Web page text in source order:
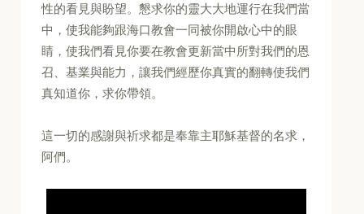
性的看見與盼望。懇求你的靈大大地運行在我們當
中，使我能夠跟海口教會一同被你開啟心中的眼
睛，使我們看見你要在教會更新當中所對我們的恩
召、基業與能力，讓我們經歷你真實的翻轉使我們
真知道你，求你帶領。
這一切的感謝與祈求都是奉靠主耶穌基督的名求，
阿們。